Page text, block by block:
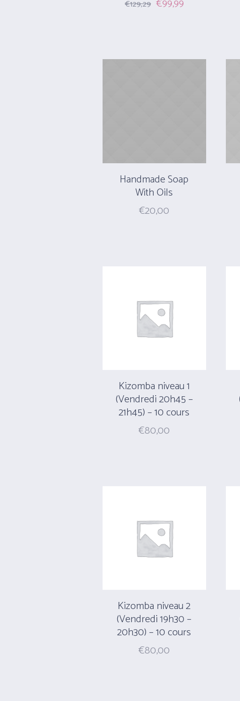
€129,29 Original
€99,99Current
Handmade Soap
With Oils
€20,00
Kizomba niveau 1
(Vendredi 20h45 –
21h45) – 10 cours
€80,00
Kizomba niveau 2
(Vendredi 19h30 –
20h30) – 10 cours
€80,00